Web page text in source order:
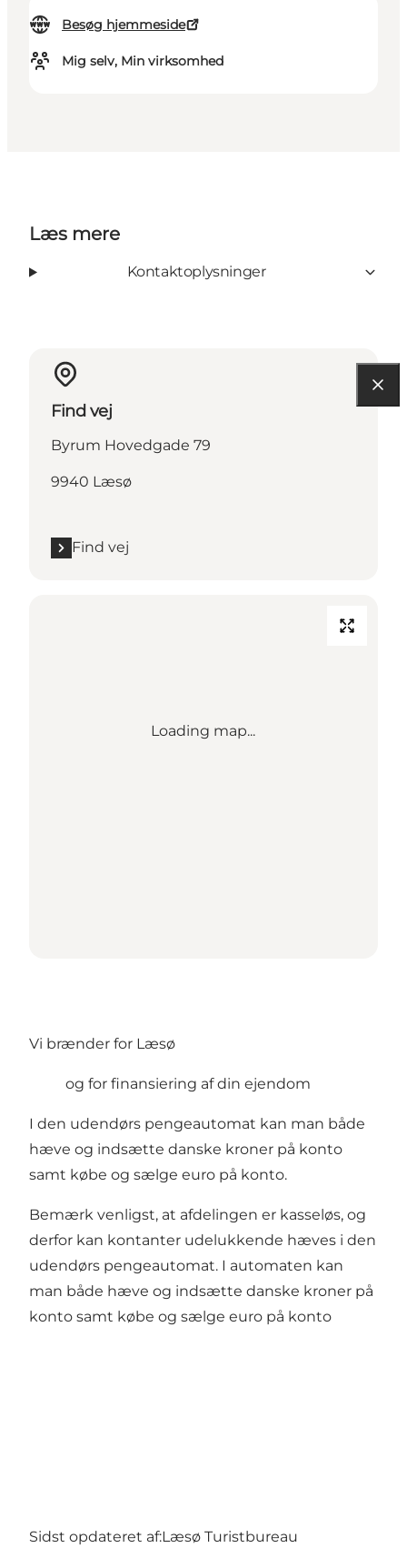
Besøg hjemmeside
Mig selv, Min virksomhed
Læs mere
Kontaktoplysninger
Find vej
Byrum Hovedgade 79
9940 Læsø
Find vej
Loading map...
Vi brænder for Læsø
og for finansiering af din ejendom
I den udendørs pengeautomat kan man både
hæve og indsætte danske kroner på konto
samt købe og sælge euro på konto.
Bemærk venligst, at afdelingen er kasseløs, og
derfor kan kontanter udelukkende hæves i den
udendørs pengeautomat. I automaten kan
man både hæve og indsætte danske kroner på
konto samt købe og sælge euro på konto
Sidst opdateret af:Læsø Turistbureau